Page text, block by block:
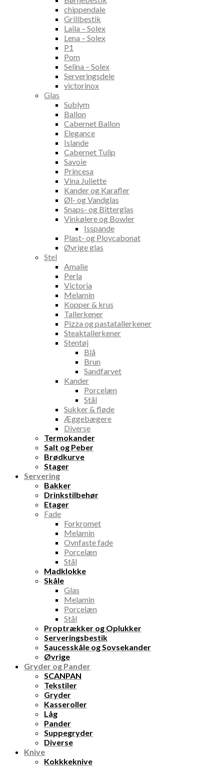
chippendale
Grillbestik
Laila – Solex
Lena – Solex
P1
Pom
Selina – Solex
Serveringsdele
victorinox
Glas
Sublym
Ballon
Cabernet Ballon
Elegance
Islande
Cabernet Tulip
Savoie
Princesa
Vina Juliette
Kander og Karafler
Øl- og Vandglas
Snaps- og Bitterglas
Vinkølere og Bowler
Isspande
Plast- og Ploycabonat
Øvrige glas
Stel
Amalie
Perla
Victoria
Melamin
Kopper & krus
Tallerkener
Pizza og pastatallerkener
Steaktallerkener
Stentøj
Blå
Brun
Sandfarvet
Kander
Porcelæn
Stål
Sukker & fløde
Æggebægere
Diverse
Termokander
Salt og Peber
Brødkurve
Stager
Servering
Bakker
Drinkstilbehør
Etager
Fade
Forkromet
Melamin
Ovnfaste fade
Porcelæn
Stål
Madklokke
Skåle
Glas
Melamin
Porcelæn
Stål
Proptrækker og Oplukker
Serveringsbestik
Saucesskåle og Sovsekander
Øvrige
Gryder og Pander
SCANPAN
Tekstiler
Gryder
Kasseroller
Låg
Pander
Suppegryder
Diverse
Knive
Kokkkeknive